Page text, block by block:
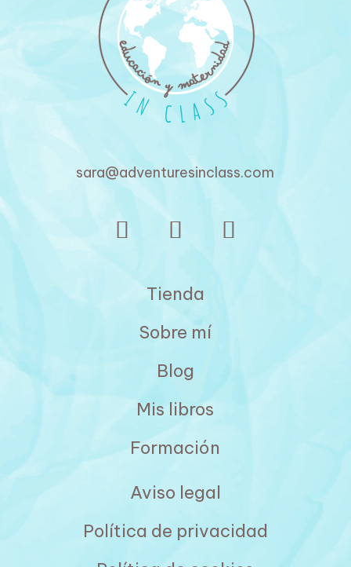
sara@adventuresinclass.com
Tienda
Sobre mí
Blog
Mis libros
Formación
Aviso legal
Política de privacidad